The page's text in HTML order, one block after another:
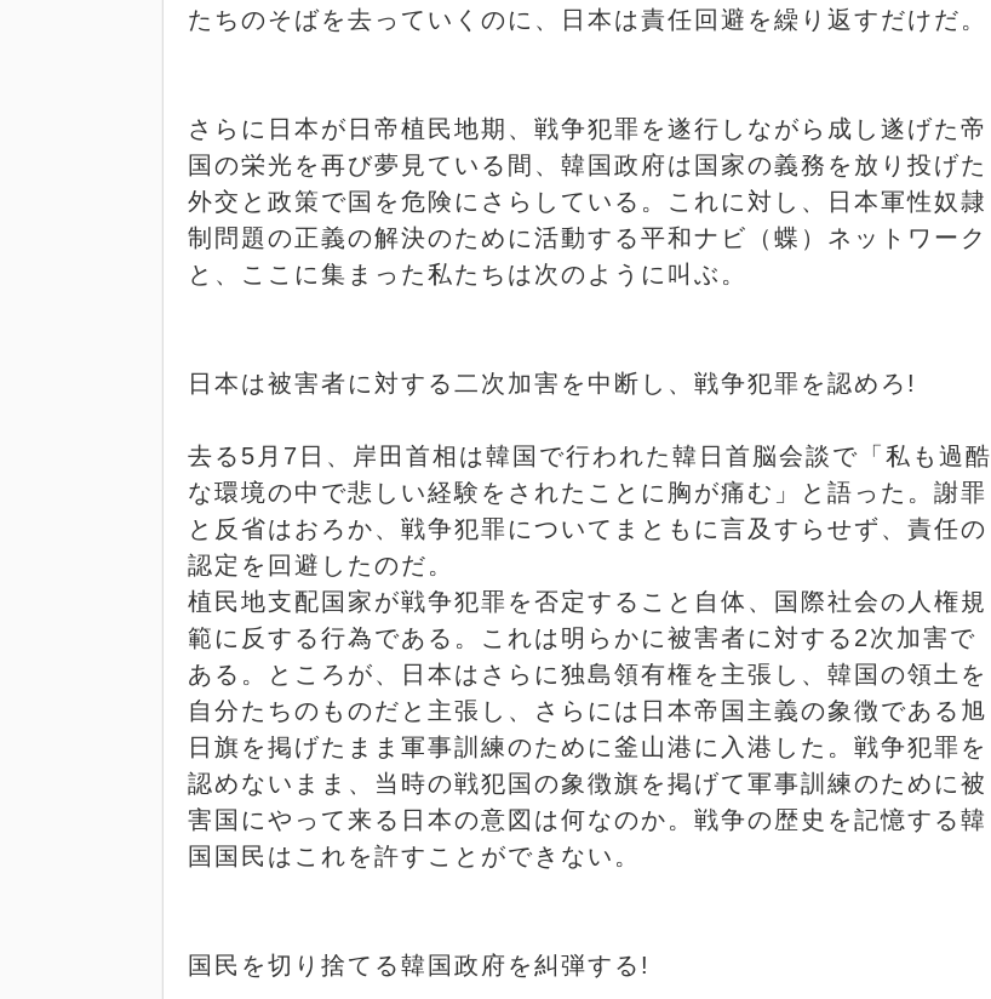
たちのそばを去っていくのに、日本は責任回避を繰り返すだけだ。
さらに日本が日帝植民地期、戦争犯罪を遂行しながら成し遂げた帝
国の栄光を再び夢見ている間、韓国政府は国家の義務を放り投げた
外交と政策で国を危険にさらしている。これに対し、日本軍性奴隷
制問題の正義の解決のために活動する平和ナビ（蝶）ネットワーク
と、ここに集まった私たちは次のように叫ぶ。
日本は被害者に対する二次加害を中断し、戦争犯罪を認めろ !
去る 5 月 7 日、岸田首相は韓国で行われた韓日首脳会談で「私も過酷
な環境の中で悲しい経験をされたことに胸が痛む」と語った。謝罪
と反省はおろか、戦争犯罪についてまともに言及すらせず、責任の
認定を回避したのだ。
植民地支配国家が戦争犯罪を否定すること自体、国際社会の人権規
範に反する行為である。これは明らかに被害者に対する 2次加害で
ある。ところが、日本はさらに独島領有権を主張し、韓国の領土を
自分たちのものだと主張し、さらには日本帝国主義の象徴である旭
日旗を掲げたまま軍事訓練のために釜山港に入港した。戦争犯罪を
認めないまま、当時の戦犯国の象徴旗を掲げて軍事訓練のために被
害国にやって来る日本の意図は何なのか。戦争の歴史を記憶する韓
国国民はこれを許すことができない。
国民を切り捨てる韓国政府を糾弾する !